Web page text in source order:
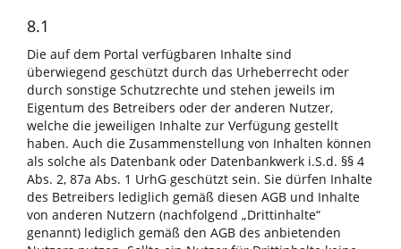
8.1
Die auf dem Portal verfügbaren Inhalte sind
überwiegend geschützt durch das Urheberrecht oder
durch sonstige Schutzrechte und stehen jeweils im
Eigentum des Betreibers oder der anderen Nutzer,
welche die jeweiligen Inhalte zur Verfügung gestellt
haben. Auch die Zusammenstellung von Inhalten können
als solche als Datenbank oder Datenbankwerk i.S.d. §§ 4
Abs. 2, 87a Abs. 1 UrhG geschützt sein. Sie dürfen Inhalte
des Betreibers lediglich gemäß diesen AGB und Inhalte
von anderen Nutzern (nachfolgend „Drittinhalte“
genannt) lediglich gemäß den AGB des anbietenden